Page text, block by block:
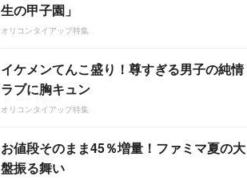
生の甲子園」
オリコンタイアップ特集
イケメンてんこ盛り！尊すぎる男子の純情
ラブに胸キュン
オリコンタイアップ特集
お値段そのまま45％増量！ファミマ夏の大
盤振る舞い